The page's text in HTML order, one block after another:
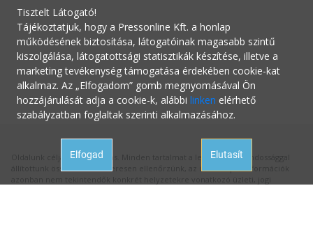
Oldalunk célja a tájékoztatás. Minden tartalmat a legnagyobb gondossággal
állítottunk össze és rendszeresen ellenőrzünk, az itt szereplő információk
Tisztelt Látogató!
Tájékoztatjuk, hogy a Pressonline Kft. a honlap
működésének biztosítása, látogatóinak magasabb szintű
kiszolgálása, látogatottsági statisztikák készítése, illetve a
marketing tevékenység támogatása érdekében cookie-kat
alkalmaz. Az „Elfogadom” gomb megnyomásával Ön
hozzájárulását adja a cookie-k, alábbi linken elérhető
szabályzatban foglaltak szerinti alkalmazásához.
Elfogad Elutasít